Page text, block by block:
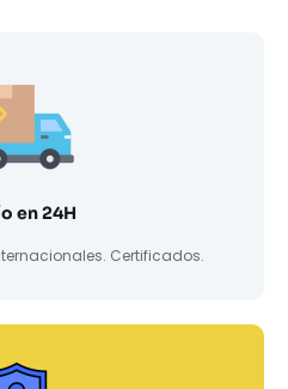
en 24H
Certificados.